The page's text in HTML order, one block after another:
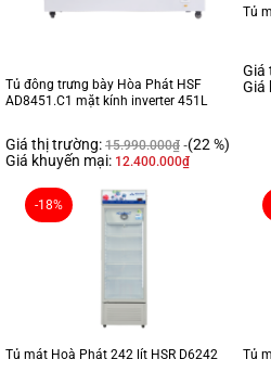
Tủ đông trưng bày Hòa Phát HSF
AD8451.C1 mặt kính inverter 451L
Giá thị trường: 15.990.000₫ (22 %)
Giá khuyến mại: 12.400.000₫
Tủ
Giá
Giá
-18%
Tủ mát Hoà Phát 242 lít HSR D6242 Tủ